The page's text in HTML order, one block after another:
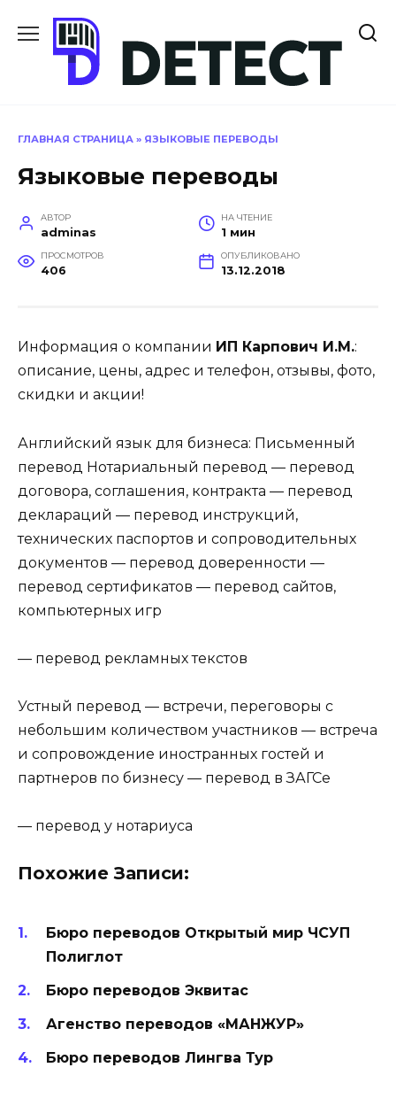
содержанию
ГЛАВНАЯ СТРАНИЦА » ЯЗЫКОВЫЕ ПЕРЕВОДЫ
Языковые переводы
АВТОР
adminas
НА ЧТЕНИЕ
1 мин
ПРОСМОТРОВ
406
ОПУБЛИКОВАНО
13.12.2018
Информация о компании ИП Карпович И.М.:
описание, цены, адрес и телефон, отзывы, фото,
скидки и акции!
Английский язык для бизнеса: Письменный
перевод Нотариальный перевод — перевод
договора, соглашения, контракта — перевод
деклараций — перевод инструкций,
технических паспортов и сопроводительных
документов — перевод доверенности —
перевод сертификатов — перевод сайтов,
компьютерных игр
— перевод рекламных текстов
Устный перевод — встречи, переговоры с
небольшим количеством участников — встреча
и сопровождение иностранных гостей и
партнеров по бизнесу — перевод в ЗАГСе
— перевод у нотариуса
Похожие Записи:
Бюро переводов Открытый мир ЧСУП
Полиглот
Бюро переводов Эквитас
Агенство переводов «МАНЖУР»
Бюро переводов Лингва Тур